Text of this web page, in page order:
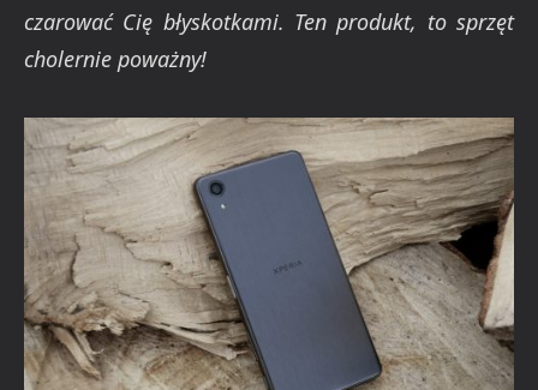
czarować Cię błyskotkami. Ten produkt, to sprzęt
cholernie poważny!